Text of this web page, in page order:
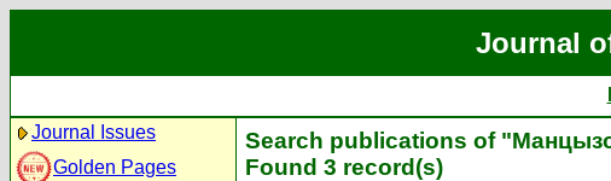
Journal
Journal Issues
Golden Pages
Search publications of
Found 3 record(s)